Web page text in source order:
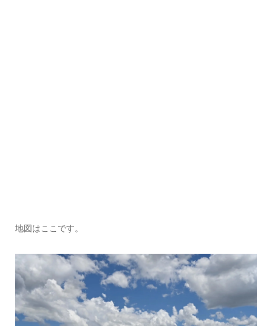
地図はここです。